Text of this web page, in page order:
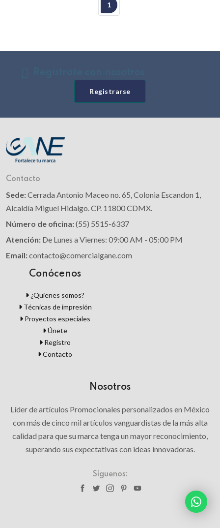
1
Registrarse
Contacto
Sede:Cerrada Antonio Maceo no. 65, Colonia Escandon 1,
Alcaldía Miguel Hidalgo. CP. 11800 CDMX.
Número de oficina:(55) 5515-6337
Atención: De Lunes a Viernes: 09:00 AM - 05:00 PM
Email:contacto@comercialgane.com
Conócenos
¿Quienes somos?
Técnicas de impresión
Proyectos especiales
Únete
Registro
Contacto
Nosotros
Líder de artículos Promocionales personalizados en México
con más de cinco mil artículos vanguardistas de la más alta
calidad para que su marca tenga un mayor reconocimiento,
superando sus expectativas con ideas innovadoras.
Síguenos: